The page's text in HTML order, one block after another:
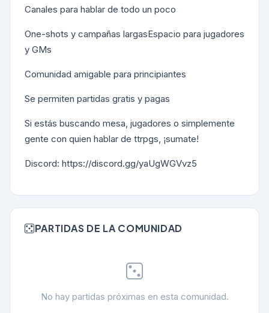
Canales para hablar de todo un poco
One-shots y campañas largasEspacio para jugadores
y GMs
Comunidad amigable para principiantes
Se permiten partidas gratis y pagas
Si estás buscando mesa, jugadores o simplemente
gente con quien hablar de ttrpgs, ¡sumate!
Discord: https://discord.gg/yaUgWGVvz5
PARTIDAS DE LA COMUNIDAD
No hay partidas próximas en esta comunidad.